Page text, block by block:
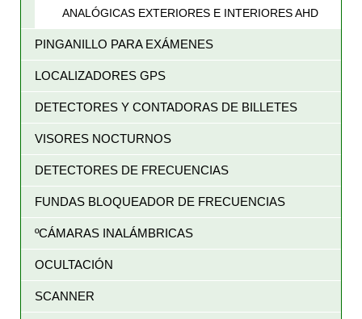
ANALÓGICAS EXTERIORES E INTERIORES AHD
PINGANILLO PARA EXÁMENES
LOCALIZADORES GPS
DETECTORES Y CONTADORAS DE BILLETES
VISORES NOCTURNOS
DETECTORES DE FRECUENCIAS
FUNDAS BLOQUEADOR DE FRECUENCIAS
ºCÁMARAS INALÁMBRICAS
OCULTACIÓN
SCANNER